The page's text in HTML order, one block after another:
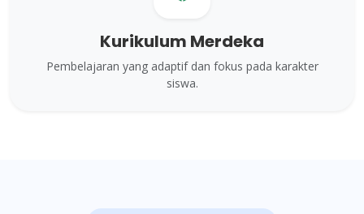
Kurikulum Merdeka
Pembelajaran yang adaptif dan fokus pada karakter
siswa.